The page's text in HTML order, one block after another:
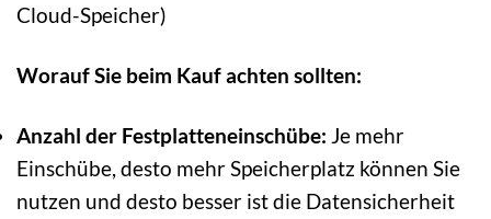
Cloud-Speicher)
Worauf Sie beim Kauf achten sollten:
Anzahl der Festplatteneinschübe: Je mehr
Einschübe, desto mehr Speicherplatz können Sie
nutzen und desto besser ist die Datensicherheit